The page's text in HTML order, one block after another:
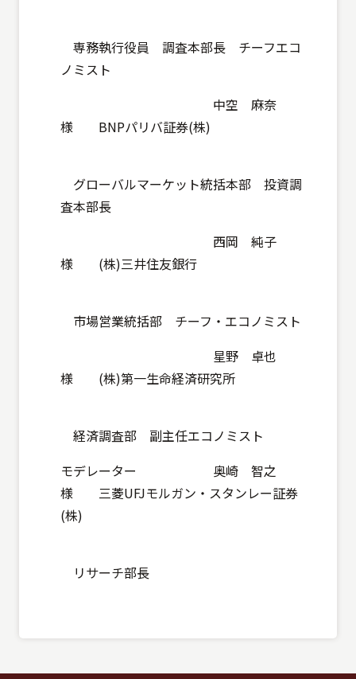
専務執行役員 調査本部長 チーフエコ
ノミスト
中空 麻奈
様 BNPパリバ証券(株)
グローバルマーケット統括本部 投資調
査本部長
西岡 純子
様 (株)三井住友銀行
市場営業統括部 チーフ・エコノミスト
星野 卓也
様 (株)第一生命経済研究所
経済調査部 副主任エコノミスト
モデレーター 奥崎 智之
様 三菱UFJモルガン・スタンレー証券
(株)
リサーチ部長